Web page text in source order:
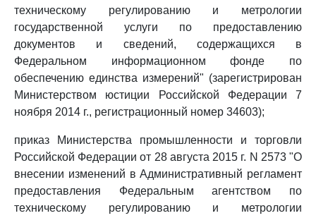
техническому регулированию и метрологии
государственной услуги по предоставлению
документов и сведений, содержащихся в
Федеральном информационном фонде по
обеспечению единства измерений" (зарегистрирован
Министерством юстиции Российской Федерации 7
ноября 2014 г., регистрационный номер 34603);
приказ Министерства промышленности и торговли
Российской Федерации от 28 августа 2015 г. N 2573 "О
внесении изменений в Административный регламент
предоставления Федеральным агентством по
техническому регулированию и метрологии